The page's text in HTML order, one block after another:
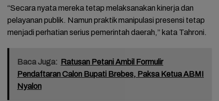
“Secara nyata mereka tetap melaksanakan kinerja dan
pelayanan publik. Namun praktik manipulasi presensi tetap
menjadi perhatian serius pemerintah daerah,” kata Tahroni.
Baca Juga: Ratusan Petani Ambil Formulir
Pendaftaran Calon Bupati Brebes, Paksa Ketua ABMI
Nyalon